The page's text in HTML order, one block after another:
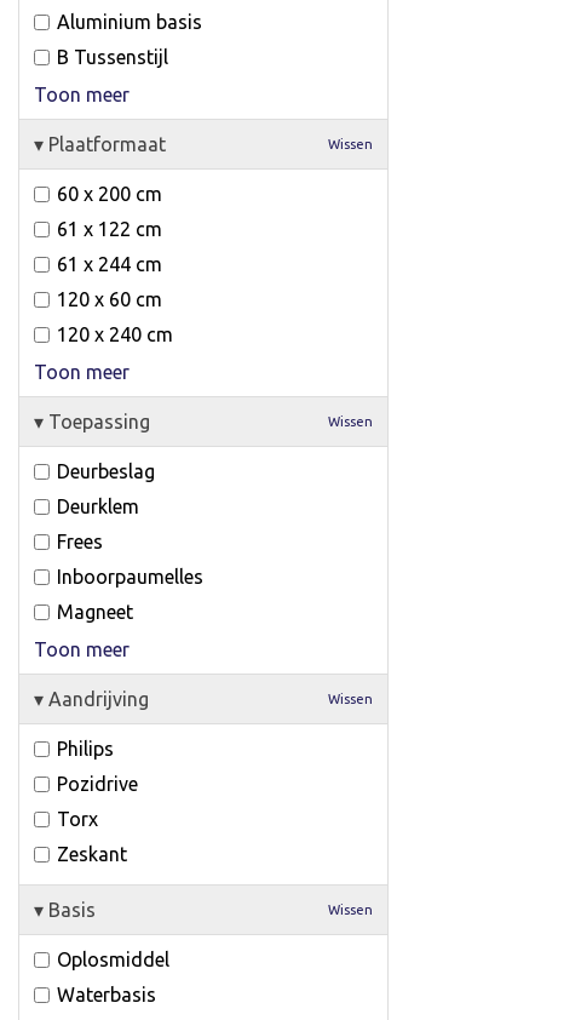
Aluminium basis
B Tussenstijl
Toon meer
▾ Plaatformaat Wissen
60 x 200 cm
61 x 122 cm
61 x 244 cm
120 x 60 cm
120 x 240 cm
Toon meer
▾ Toepassing Wissen
Deurbeslag
Deurklem
Frees
Inboorpaumelles
Magneet
Toon meer
▾ Aandrijving Wissen
Philips
Pozidrive
Torx
Zeskant
▾ Basis Wissen
Oplosmiddel
Waterbasis